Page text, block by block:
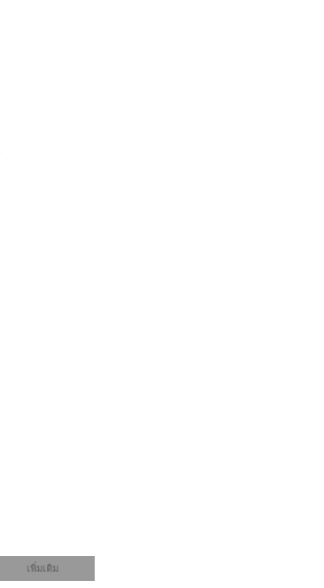
เพิ่มเติม